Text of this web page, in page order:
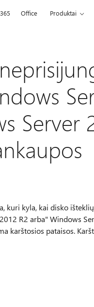
Office Produktai
Server
kuri kyla, kai disko
R2 arba" Windows
karštosios pataisos.